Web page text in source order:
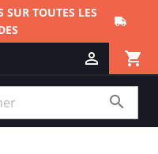
SUR TOUTES LES
shopping_cart

